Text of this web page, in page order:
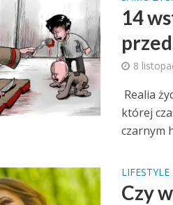
14
8
Realia
której
czarnym
LIFESTYLE
Czy